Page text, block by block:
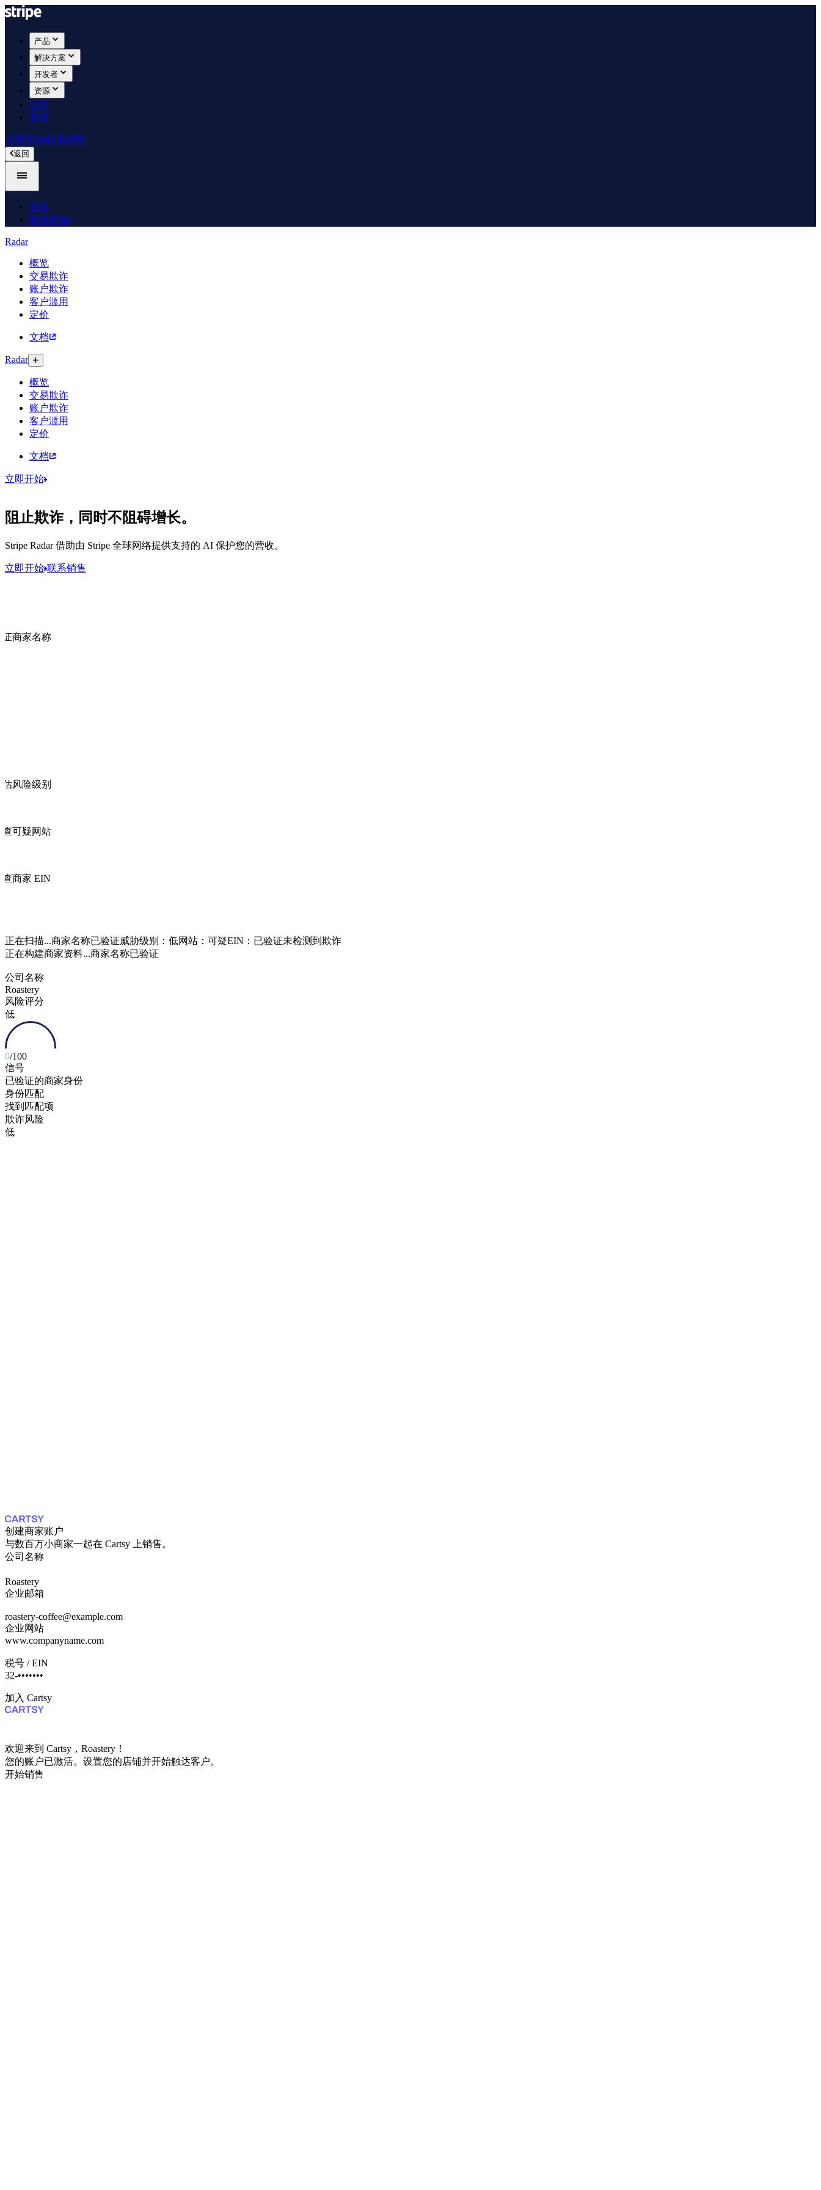
产品
解决方案
开发者
资源
定价
登录
立即开始 联系销售
返回
登录
联系销售
Radar
概览
交易欺诈
账户欺诈
客户滥用
定价
文档
Radar
概览
交易欺诈
账户欺诈
客户滥用
定价
文档
立即开始
阻止欺诈，同时不阻碍增长。
Stripe Radar 借助由 Stripe 全球网络提供支持的 AI 保护您的营收。
立即开始 联系销售
证商家名称
估风险级别
查可疑网站
查商家 EIN
正在扫描...
正在构建商家资料...商家名称已验证
公司名称
Roastery
风险评分
低
0/100
信号
已验证的商家身份
身份匹配
找到匹配项
欺诈风险
低
创建商家账户
与数百万小商家一起在 Cartsy 上销售。
公司名称
Roastery
企业邮箱
roastery-coffee@example.com
企业网站
税号 / EIN
加入 Cartsy
欢迎来到 Cartsy，Roastery！
您的账户已激活。设置您的店铺并开始触达客户。
开始销售